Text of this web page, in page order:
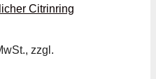
Citrinring
zzgl.